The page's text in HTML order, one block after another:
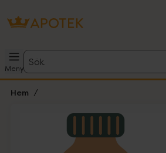
Meny
Sök
Hem
Lista: . Innehåller 1 objekt.